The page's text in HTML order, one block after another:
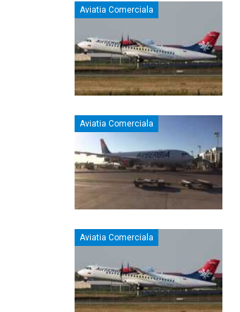
Aviatia Comerciala
Aviatia Comerciala
Aviatia Comerciala